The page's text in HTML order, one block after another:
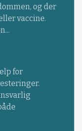
og der
vaccine.
for